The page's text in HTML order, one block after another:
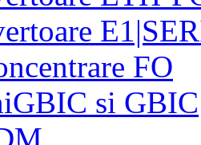
FO
si GBIC